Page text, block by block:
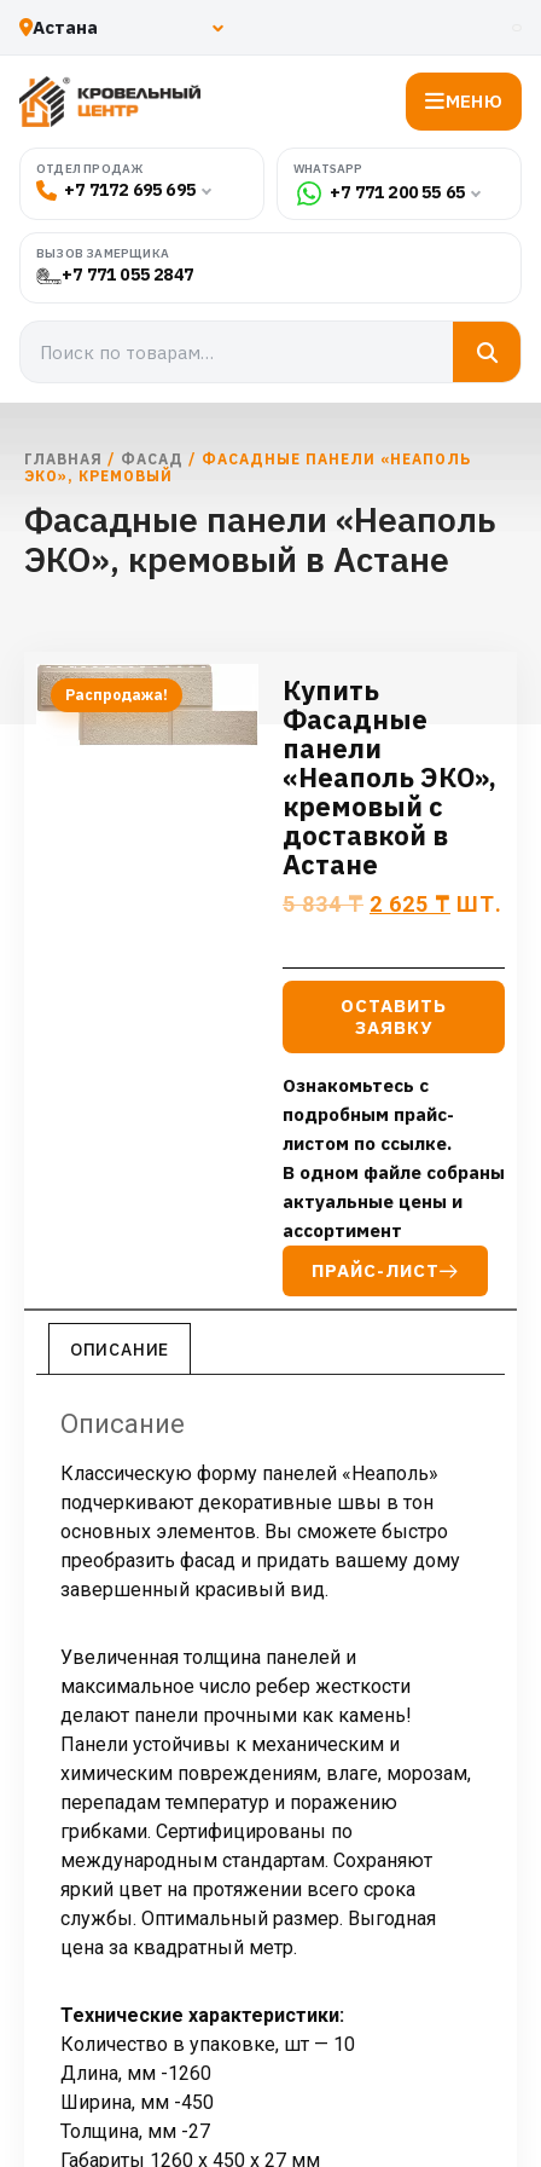
МЕНЮ
ОТДЕЛ ПРОДАЖ
+7 7172 695 695
WHATSAPP
+7 771 200 55 65
ВЫЗОВ ЗАМЕРЩИКА
+7 771 055 2847
ГЛАВНАЯ / ФАСАД / ФАСАДНЫЕ ПАНЕЛИ «НЕАПОЛЬ
ЭКО», КРЕМОВЫЙ
Фасадные панели «Неаполь
ЭКО», кремовый в Астане
Распродажа!
Купить
Фасадные
панели
«Неаполь ЭКО»,
кремовый с
доставкой в
Астане
5 834₸ 2 625 ₸ ШТ.
ОСТАВИТЬ
ЗАЯВКУ
Ознакомьтесь с
подробным прайс-
листом по ссылке.
В одном файле собраны
актуальные цены и
ассортимент
ПРАЙС-ЛИСТ
ОПИСАНИЕ
Описание
Классическую форму панелей «Неаполь»
подчеркивают декоративные швы в тон
основных элементов. Вы сможете быстро
преобразить фасад и придать вашему дому
завершенный красивый вид.
Увеличенная толщина панелей и
максимальное число ребер жесткости
делают панели прочными как камень!
Панели устойчивы к механическим и
химическим повреждениям, влаге, морозам,
перепадам температур и поражению
грибками. Сертифицированы по
международным стандартам. Сохраняют
яркий цвет на протяжении всего срока
службы. Оптимальный размер. Выгодная
цена за квадратный метр.
Технические характеристики:
Количество в упаковке, шт — 10
Длина, мм -1260
Ширина, мм -450
Толщина, мм -27
Габариты 1260 x 450 x 27 мм